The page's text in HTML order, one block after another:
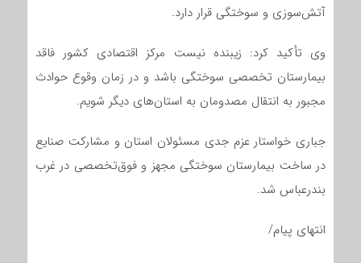
آتش‌سوزی و سوختگی قرار دارد.
وی تأکید کرد: زیبنده نیست مرکز اقتصادی کشور فاقد
بیمارستان تخصصی سوختگی باشد و در زمان وقوع حوادث
مجبور به انتقال مصدومان به استان‌های دیگر شویم.
جباری خواستار عزم جدی مسئولان استان و مشارکت صنایع
در ساخت بیمارستان سوختگی مجهز و فوق‌تخصصی در غرب
بندرعباس شد.
انتهای پیام/